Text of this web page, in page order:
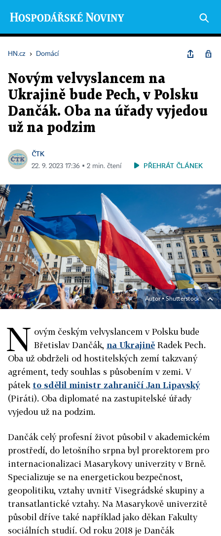
HN.cz › Domácí
Novým velvyslancem na
Ukrajině bude Pech, v Polsku
Dančák. Oba na úřady vyjedou
už na podzim
ČTK
22. 9. 2023 17:36 ▪ 2 min. čtení PŘEHRÁT ČLÁNEK
Autor ▪Shutterstock
N ovým českým velvyslancem v Polsku bude
Břetislav Dančák, na Ukrajině Radek Pech.
Oba už obdrželi od hostitelských zemí takzvaný
agrément, tedy souhlas s působením v zemi. V
pátek to sdělil ministr zahraničí Jan Lipavský
(Piráti). Oba diplomaté na zastupitelské úřady
vyjedou už na podzim.
Dančák celý profesní život působil v akademickém
prostředí, do letošního srpna byl prorektorem pro
internacionalizaci Masarykovy univerzity v Brně.
Specializuje se na energetickou bezpečnost,
geopolitiku, vztahy uvnitř Visegrádské skupiny a
transatlantické vztahy. Na Masarykově univerzitě
působil dříve také například jako děkan Fakulty
sociálních studií. Od roku 2018 je Dančák